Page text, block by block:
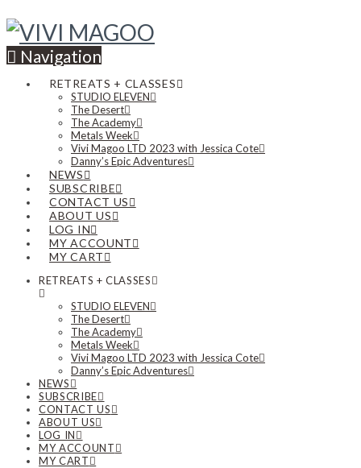
Navigation
RETREATS + CLASSES
STUDIO ELEVEN
The Desert
The Academy
Metals Week
Vivi Magoo LTD 2023 with Jessica Cote
Danny’s Epic Adventures
NEWS
SUBSCRIBE
CONTACT US
ABOUT US
LOG IN
MY ACCOUNT
MY CART
RETREATS + CLASSES
STUDIO ELEVEN
The Desert
The Academy
Metals Week
Vivi Magoo LTD 2023 with Jessica Cote
Danny’s Epic Adventures
NEWS
SUBSCRIBE
CONTACT US
ABOUT US
LOG IN
MY ACCOUNT
MY CART